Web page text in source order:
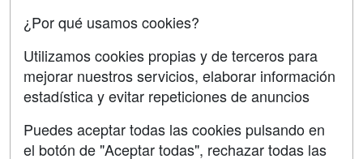
Contactar
Confidencialidad
Copyleft
SÍGUENOS EN:
¿Por qué usamos cookies?
Utilizamos cookies propias y de terceros para
mejorar nuestros servicios, elaborar información
estadística y evitar repeticiones de anuncios
Puedes aceptar todas las cookies pulsando en
el botón de "Aceptar todas", rechazar todas las